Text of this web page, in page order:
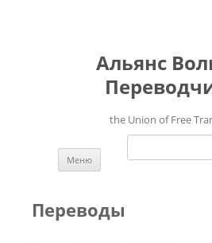
Альянс
the Union of Free
Найти:
Меню
Переводы